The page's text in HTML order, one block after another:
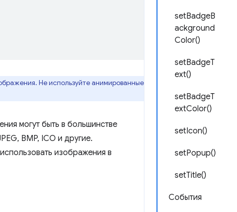
setBadgeB
ackground
Color()
setBadgeT
ext()
setBadgeT
extColor()
setIcon()
setPopup()
setTitle()
События
Не используйте анимированные
могут быть в большинстве
BMP, ICO и другие.
изображения в